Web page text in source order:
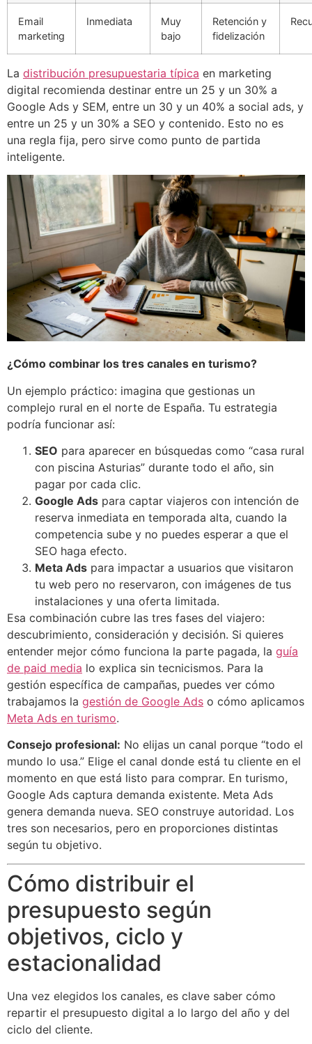
Email
marketing
Inmediata
Muy
bajo
Retención y
fidelización
La distribución presupuestaria típica en marketing
digital recomienda destinar entre un 25 y un 30% a
Google Ads y SEM, entre un 30 y un 40% a social ads, y
entre un 25 y un 30% a SEO y contenido. Esto no es
una regla fija, pero sirve como punto de partida
inteligente.
¿Cómo combinar los tres canales en turismo?
Un ejemplo práctico: imagina que gestionas un
complejo rural en el norte de España. Tu estrategia
podría funcionar así:
SEO para aparecer en búsquedas como “casa rural
con piscina Asturias” durante todo el año, sin
pagar por cada clic.
Google Ads para captar viajeros con intención de
reserva inmediata en temporada alta, cuando la
competencia sube y no puedes esperar a que el
SEO haga efecto.
Meta Ads para impactar a usuarios que visitaron
tu web pero no reservaron, con imágenes de tus
instalaciones y una oferta limitada.
Esa combinación cubre las tres fases del viajero:
descubrimiento, consideración y decisión. Si quieres
entender mejor cómo funciona la parte pagada, la guía
de paid media lo explica sin tecnicismos. Para la
gestión específica de campañas, puedes ver cómo
trabajamos la gestión de Google Ads o cómo aplicamos
Meta Ads en turismo.
Consejo profesional: No elijas un canal porque “todo el
mundo lo usa.” Elige el canal donde está tu cliente en el
momento en que está listo para comprar. En turismo,
Google Ads captura demanda existente. Meta Ads
genera demanda nueva. SEO construye autoridad. Los
tres son necesarios, pero en proporciones distintas
según tu objetivo.
Cómo distribuir el
presupuesto según
objetivos, ciclo y
estacionalidad
Una vez elegidos los canales, es clave saber cómo
repartir el presupuesto digital a lo largo del año y del
ciclo del cliente.